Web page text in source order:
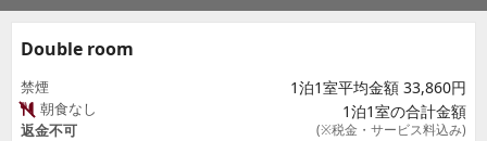
Double room
禁煙
朝食なし
返金不可
1泊1室平均金額 33,860円
1泊1室の合計金額
(※税金・サービス料込み)